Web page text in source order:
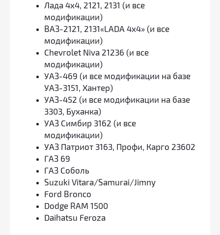
Лада 4x4, 2121, 2131 (и все
модификации)
ВАЗ-2121, 2131«LADA 4x4» (и все
модификации)
Chevrolet Niva 21236 (и все
модификации)
УАЗ-469 (и все модификации на базе
УАЗ-3151, Хантер)
УАЗ-452 (и все модификации на базе
3303, Буханка)
УАЗ Симбир 3162 (и все
модификации)
УАЗ Патриот 3163, Профи, Карго 23602
ГАЗ 69
ГАЗ Соболь
Suzuki Vitara/Samurai/Jimny
Ford Bronco
Dodge RAM 1500
Daihatsu Feroza